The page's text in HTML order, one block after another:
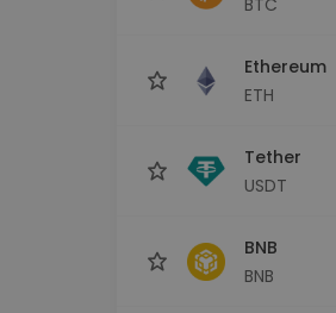
Ethereum
ETH
Tether
USDT
BNB
BNB